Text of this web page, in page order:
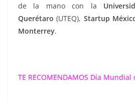
de la mano con la
Querétaro (UTEQ), Startup
Monterrey.
TE RECOMENDAMOS Día Mundial